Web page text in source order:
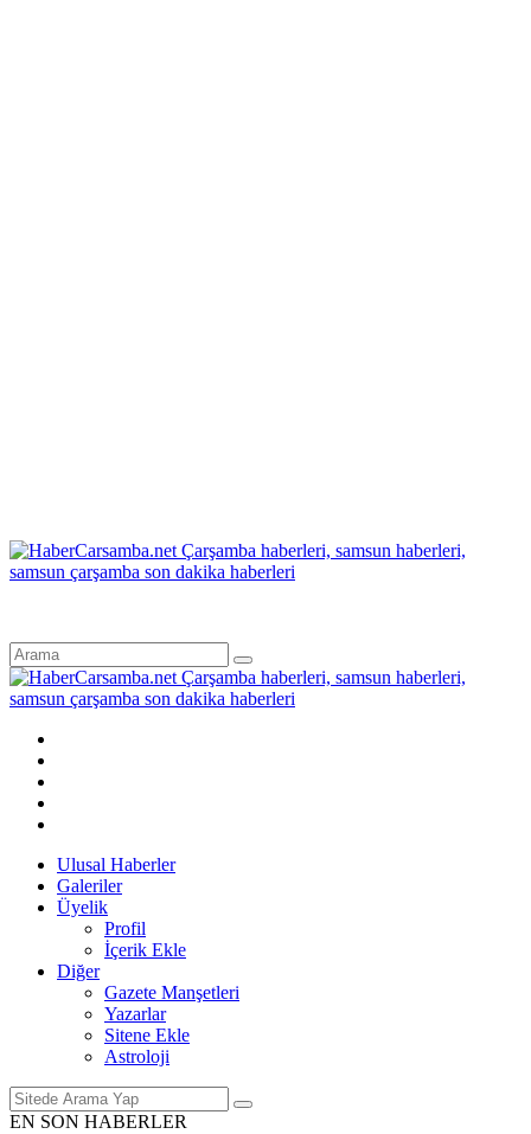
Ulusal Haberler
Galeriler
Üyelik
Profil
İçerik Ekle
Diğer
Gazete Manşetleri
Yazarlar
Sitene Ekle
Astroloji
EN SON HABERLER